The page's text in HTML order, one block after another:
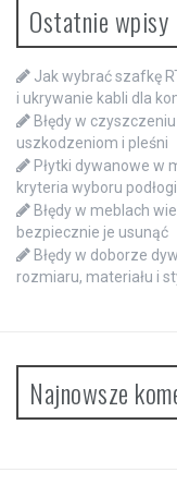
Ostatnie wpisy
Jak wybrać szafkę
i ukrywanie kabli dla
Błędy w
uszkodzeniom i pleśni
Płytki dywanowe w
kryteria wyboru
Błędy w meblach
bezpiecznie je usunąć
Błędy w doborze
rozmiaru, materiału i
Najnowsze